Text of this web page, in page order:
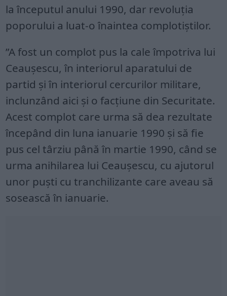
la începutul anului 1990, dar revoluția
poporului a luat-o înaintea complotiștilor.
”A fost un complot pus la cale împotriva lui
Ceaușescu, în interiorul aparatului de
partid și în interiorul cercurilor militare,
inclunzând aici și o facțiune din Securitate.
Acest complot care urma să dea rezultate
începând din luna ianuarie 1990 și să fie
pus cel târziu până în martie 1990, când se
urma anihilarea lui Ceaușescu, cu ajutorul
unor puști cu tranchilizante care aveau să
sosească în ianuarie.